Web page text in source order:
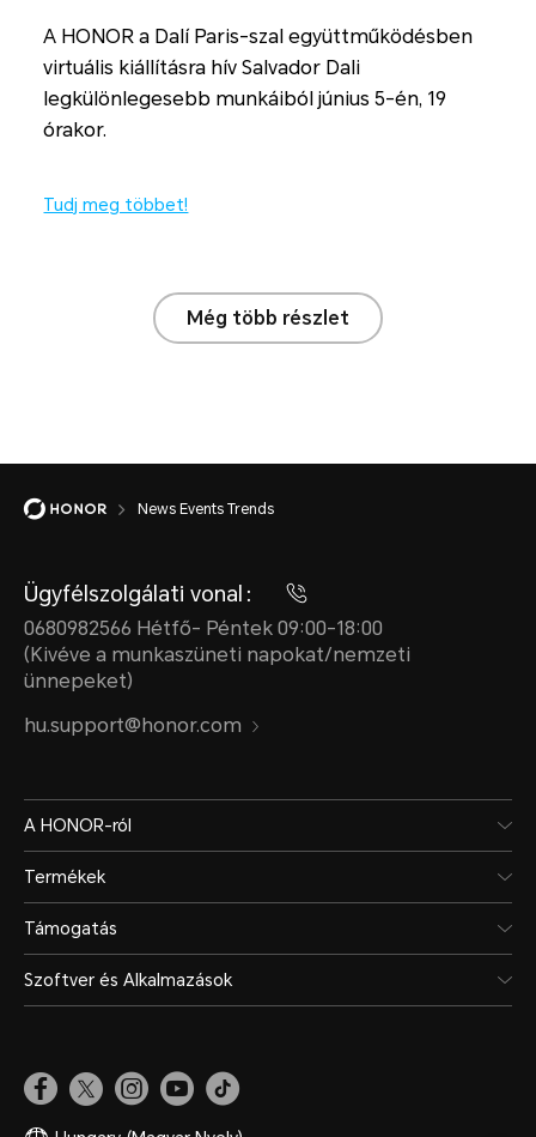
A HONOR a Dalí Paris-szal együttműködésben
virtuális kiállításra hív Salvador Dali
legkülönlegesebb munkáiból június 5-én, 19
órakor.
Tudj meg többet!
Még több részlet
News Events Trends
Ügyfélszolgálati vonal：
0680982566 Hétfő- Péntek 09:00-18:00
(Kivéve a munkaszüneti napokat/nemzeti
ünnepeket)
hu.support@honor.com
A HONOR-ról
Termékek
Támogatás
Szoftver és Alkalmazások